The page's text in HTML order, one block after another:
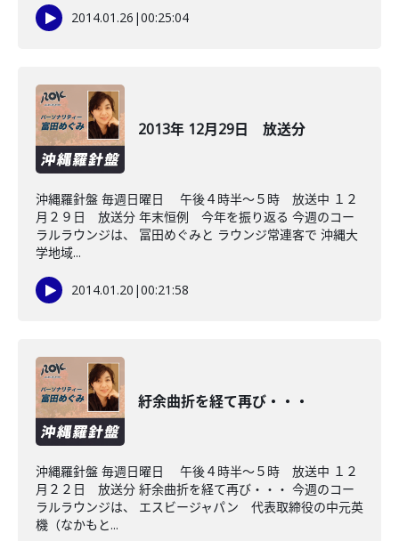
2014.01.26 |00:25:04
2013年 12月29日 放送分
沖縄羅針盤 毎週日曜日 午後４時半～５時 放送中 １２
月２９日 放送分 年末恒例 今年を振り返る 今週のコー
ラルラウンジは、 冨田めぐみと ラウンジ常連客で 沖縄大
学地域...
2014.01.20 |00:21:58
紆余曲折を経て再び・・・
沖縄羅針盤 毎週日曜日 午後４時半～５時 放送中 １２
月２２日 放送分 紆余曲折を経て再び・・・ 今週のコー
ラルラウンジは、 エスビージャパン 代表取締役の中元英
機（なかもと...